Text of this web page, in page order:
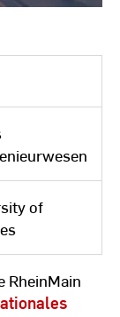
of
RheinMain